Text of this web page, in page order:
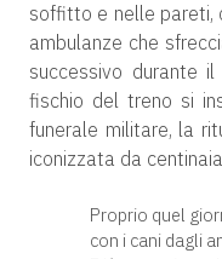
soffitto e nelle pareti,
ambulanze che
successivo durante
fischio del treno si
funerale militare, la
iconizzata da
Proprio quel
con i cani dagli